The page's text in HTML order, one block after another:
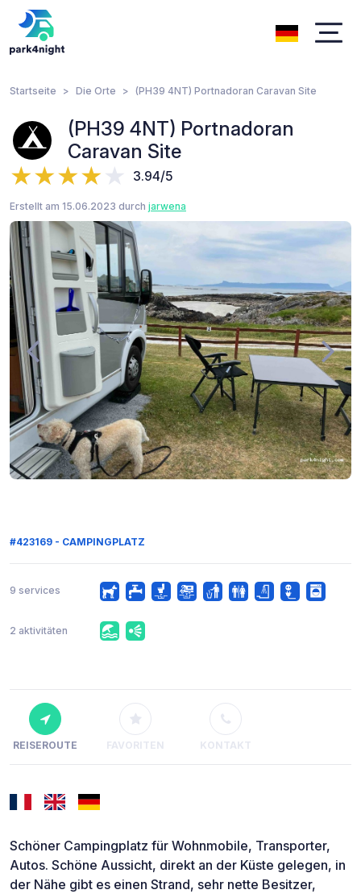
Startseite Die Orte (PH39 4NT) Portnadoran Caravan Site
(PH39 4NT) Portnadoran
Caravan Site
3.94/5
Erstellt am 15.06.2023 durch jarwena
#423169 - CAMPINGPLATZ
9 services
2 aktivitäten
REISEROUTE FAVORITEN KONTAKT
Schöner Campingplatz für Wohnmobile, Transporter,
Autos. Schöne Aussicht, direkt an der Küste gelegen, in
der Nähe gibt es einen Strand, sehr nette Besitzer,